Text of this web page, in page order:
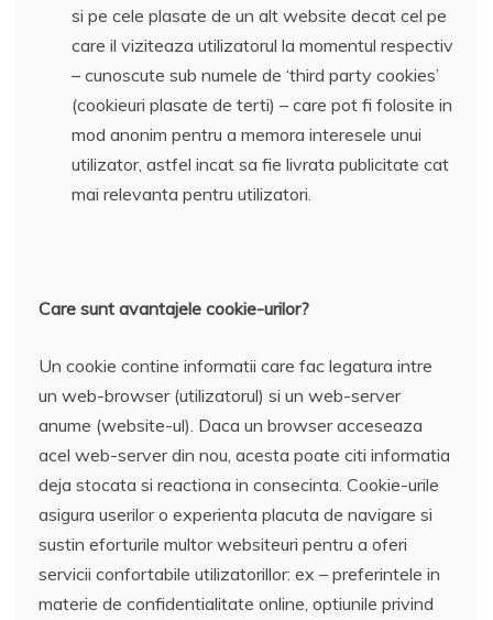
si pe cele plasate de un alt website decat cel pe
care il viziteaza utilizatorul la momentul respectiv
– cunoscute sub numele de ‘third party cookies’
(cookieuri plasate de terti) – care pot fi folosite in
mod anonim pentru a memora interesele unui
utilizator, astfel incat sa fie livrata publicitate cat
mai relevanta pentru utilizatori.
Care sunt avantajele cookie-urilor?
Un cookie contine informatii care fac legatura intre
un web-browser (utilizatorul) si un web-server
anume (website-ul). Daca un browser acceseaza
acel web-server din nou, acesta poate citi informatia
deja stocata si reactiona in consecinta. Cookie-urile
asigura userilor o experienta placuta de navigare si
sustin eforturile multor websiteuri pentru a oferi
servicii confortabile utilizatorillor: ex – preferintele in
materie de confidentialitate online, optiunile privind